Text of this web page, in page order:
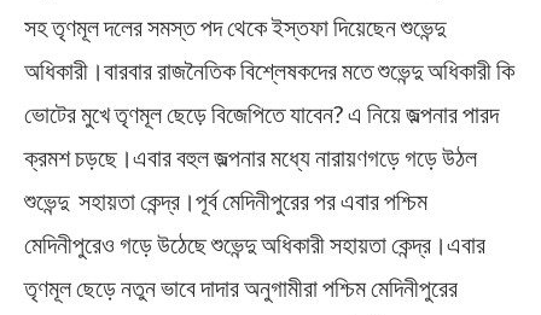
সহ তৃণমূল দলের সমস্ত পদ থেকে ইস্তফা দিয়েছেন শুভেন্দু
অধিকারী।বারবার রাজনৈতিক বিশ্লেষকদের মতে শুভেন্দু অধিকারী কি
ভোটের মুখে তৃণমূল ছেড়ে বিজেপিতে যাবেন? এ নিয়ে জল্পনার পারদ
ক্রমশ চড়ছে।এবার বহুল জল্পনার মধ্যে নারায়ণগড়ে গড়ে উঠল
শুভেন্দু সহায়তা কেন্দ্র।পূর্ব মেদিনীপুরের পর এবার পশ্চিম
মেদিনীপুরেও গড়ে উঠেছে শুভেন্দু অধিকারী সহায়তা কেন্দ্র।এবার
তৃণমূল ছেড়ে নতুন ভাবে দাদার অনুগামীরা পশ্চিম মেদিনীপুরের